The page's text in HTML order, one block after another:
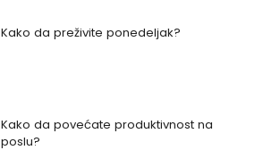
Kako da preživite ponedeljak?
Kako da povećate produktivnost na
poslu?